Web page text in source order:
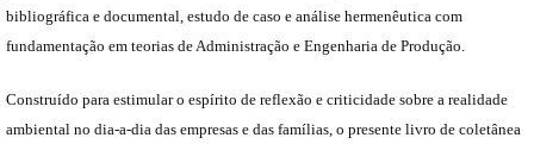
bibliográfica e documental, estudo de caso e análise hermenêutica com
fundamentação em teorias de Administração e Engenharia de Produção.
Construído para estimular o espírito de reflexão e criticidade sobre a realidade
ambiental no dia-a-dia das empresas e das famílias, o presente livro de coletânea